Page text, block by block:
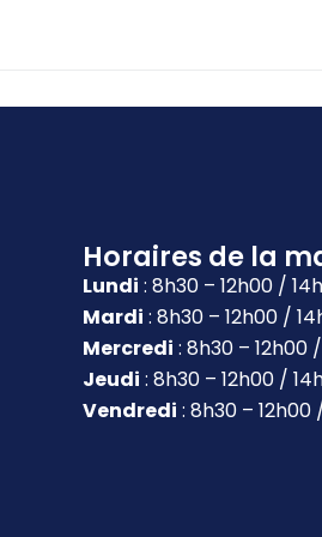
Horaires de la
Lundi : 8h30 – 12h00 /
Mardi : 8h30 – 12h00 /
Mercredi : 8h30 – 12h00
Jeudi : 8h30 – 12h00 /
Vendredi : 8h30 – 12h00